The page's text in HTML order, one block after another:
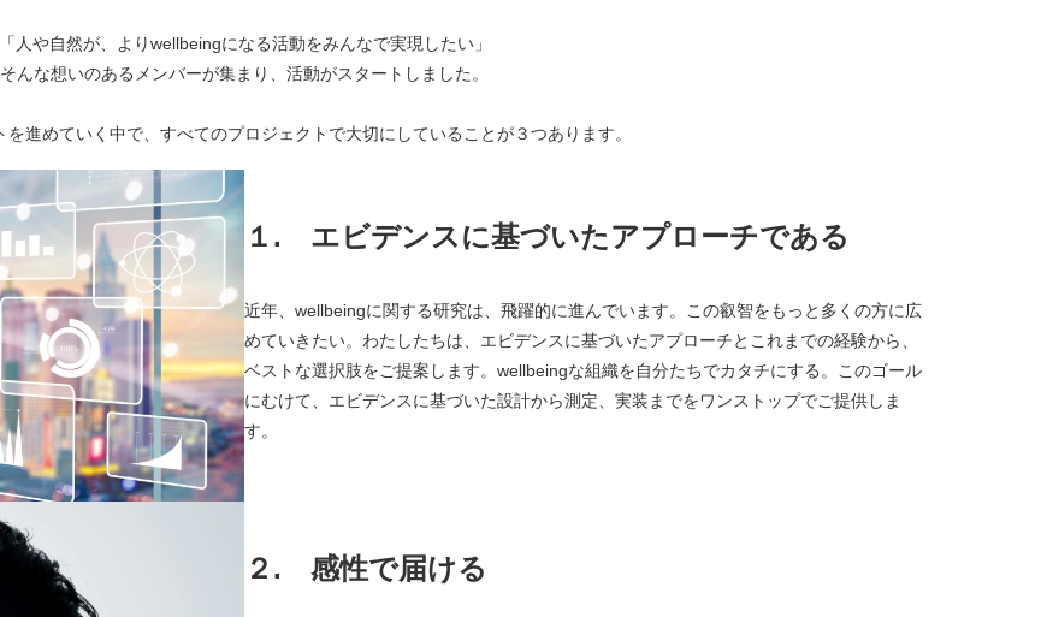
「人や自然が、よりwellbeingになる活動をみんなで実現したい」
そんな想いのあるメンバーが集まり、活動がスタートしました。
を進めていく中で、すべてのプロジェクトで大切にしていることが３つあります。
１. エビデンスに基づいたアプローチである
近年、wellbeingに関する研究は、飛躍的に進んでいます。この叡智をもっと多くの方に広
めていきたい。わたしたちは、エビデンスに基づいたアプローチとこれまでの経験から、
ベストな選択肢をご提案します。wellbeingな組織を自分たちでカタチにする。このゴール
にむけて、エビデンスに基づいた設計から測定、実装までをワンストップでご提供しま
す。
２. 感性で届ける